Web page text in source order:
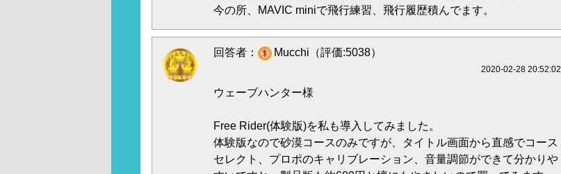
今の所、MAVIC miniで飛行練習、飛行履歴積んでます。
回答者： Mucchi（評価:5038）
2020-02-28 20:52:02
ウェーブハンター様
Free Rider(体験版)を私も導入してみました。
体験版なので砂漠コースのみですが、タイトル画面から直感でコース
セレクト、プロポのキャリブレーション、音量調節ができて分かりや